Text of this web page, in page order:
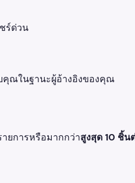
ร์ด่วน
คุณในฐานะผู้อ้างอิงของคุณ
ยการหรือมากกว่าสูงสุด 10 ชิ้น